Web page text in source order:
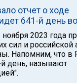
отчет о ходе
641-й день
2023 года
сил и российской
Напомним, что в
день, называют